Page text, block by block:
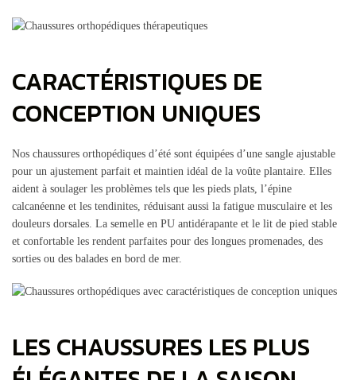
CARACTÉRISTIQUES DE
CONCEPTION UNIQUES
Nos chaussures orthopédiques d’été sont équipées d’une sangle ajustable
pour un ajustement parfait et maintien idéal de la voûte plantaire. Elles
aident à soulager les problèmes tels que les pieds plats, l’épine
calcanéenne et les tendinites, réduisant aussi la fatigue musculaire et les
douleurs dorsales. La semelle en PU antidérapante et le lit de pied stable
et confortable les rendent parfaites pour des longues promenades, des
sorties ou des balades en bord de mer.
LES CHAUSSURES LES PLUS